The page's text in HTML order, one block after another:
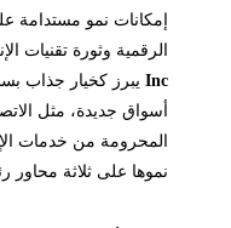
إمكانات نمو مستدامة
الرقمية وثورة تقنيات
Incيبرز كخيار جذاب
أسواق جديدة، مثل
المحرومة من خدمات
نموها على ثلاثة محاور